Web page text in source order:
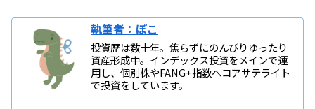
執筆者：ぽこ
投資歴は数十年。焦らずにのんびりゆったり
資産形成中。インデックス投資をメインで運
用し、個別株やFANG+指数へコアサテライト
で投資をしています。